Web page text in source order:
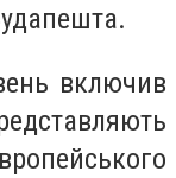
включив